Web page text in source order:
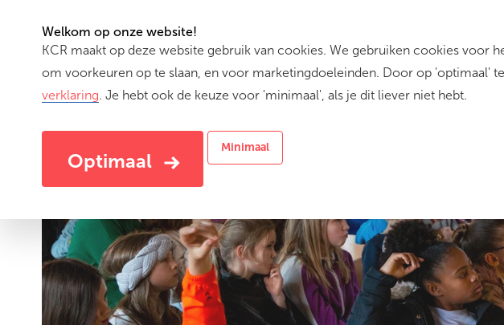
Welkom op onze website!
KCR maakt op deze website gebruik van cookies. We gebruiken cookies voor
om voorkeuren op te slaan, en voor marketingdoeleinden. Door op 'optimaal'
verklaring. Je hebt ook de keuze voor 'minimaal', als je dit liever niet hebt.
Optimaal
Minimaal
Activiteiten Zo werkt het